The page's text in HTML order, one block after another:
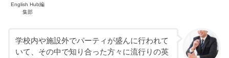
English Hub編
集部
学校内や施設外でパーティが盛んに行われて
いて、その中で知り合った方々に流行りの英